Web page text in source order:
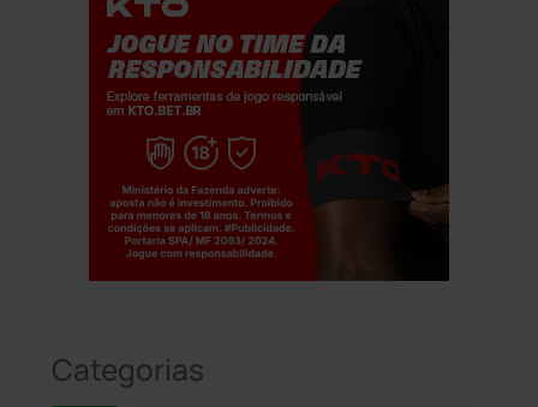
Categorias